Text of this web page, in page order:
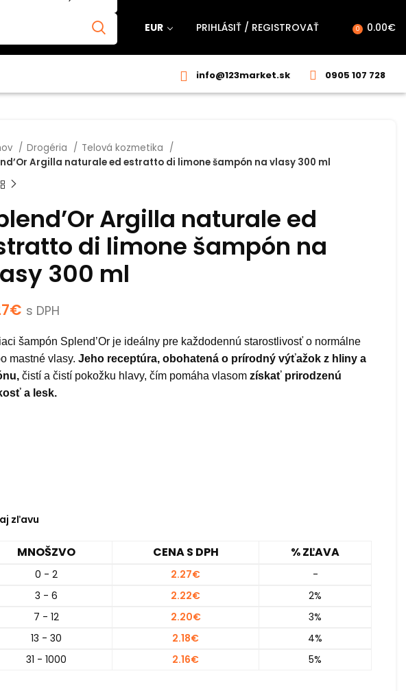
EUR PRIHLÁSIŤ / REGISTROVAŤ 0 0.00€
info@123market.sk 0905 107 728
Drogéria
Telová kozmetika
Argilla naturale ed estratto di limone šampón na vlasy 300 ml
Argilla naturale ed
di limone šampón na
300 ml
€ s DPH
šampón Splend’Or je ideálny pre každodennú starostlivosť o normálne
mastné vlasy. Jeho receptúra, obohatená o prírodný výťažok z hliny a
čistí a čistí pokožku hlavy, čím pomáha vlasom získať prirodzenú
a lesk.
zľavu
MNOŠZVO CENA S DPH % ZĽAVA
0 - 2 2.27€
-
3 - 6
2.22€
2%
7 - 12
2.20€
3%
13 - 30
2.18€
4%
31 - 1000
2.16€ 5%